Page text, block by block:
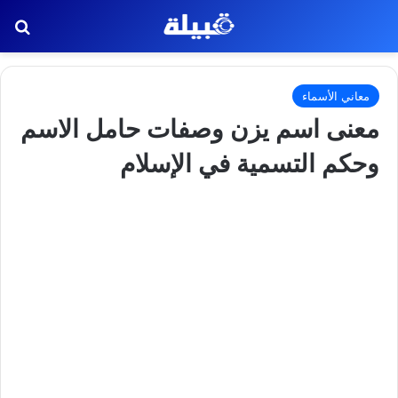
معاني الأسماء
معنى اسم يزن وصفات حامل الاسم
وحكم التسمية في الإسلام